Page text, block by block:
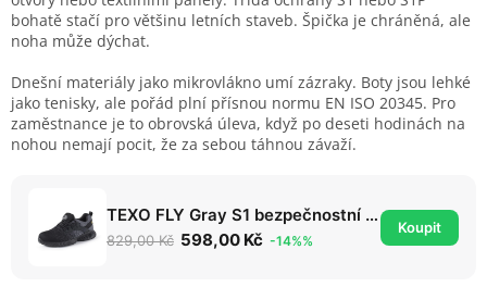
bohatě stačí pro většinu letních staveb. Špička je chráněná, ale
noha může dýchat.
Dnešní materiály jako mikrovlákno umí zázraky. Boty jsou lehké
jako tenisky, ale pořád plní přísnou normu EN ISO 20345. Pro
zaměstnance je to obrovská úleva, když po deseti hodinách na
nohou nemají pocit, že za sebou táhnou závaží.
TEXO FLY Gray S1 bezpečnostní polobotka
829,00 Kč 598,00 Kč -14%%
Koupit